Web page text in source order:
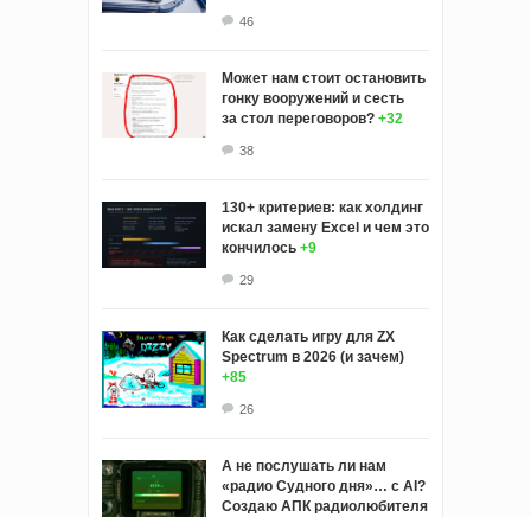
46
Может нам стоит остановить
гонку вооружений и сесть
за стол переговоров? +32
38
130+ критериев: как холдинг
искал замену Excel и чем это
кончилось +9
29
Как сделать игру для ZX
Spectrum в 2026 (и зачем)
+85
26
А не послушать ли нам
«радио Судного дня»… с AI?
Создаю АПК радиолюбителя